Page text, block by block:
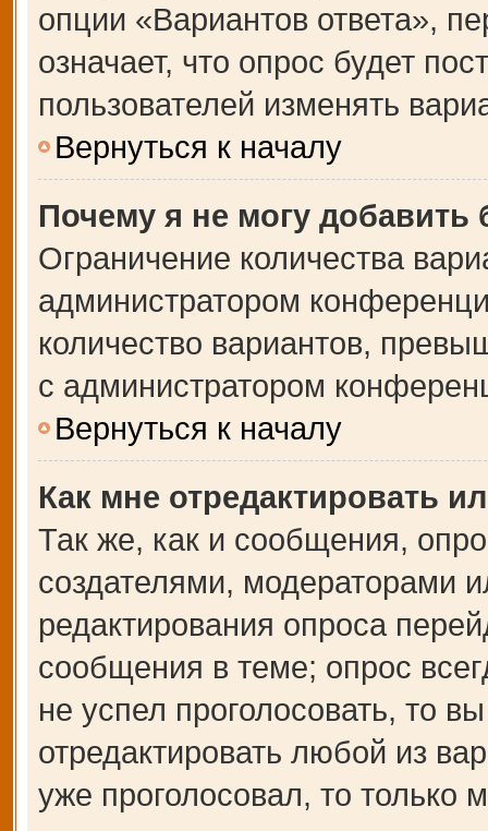
опции «Вариантов ответа»,
означает, что опрос будет
пользователей изменять
Вернуться к началу
Почему я не могу добавить
Ограничение количества
администратором
количество вариантов,
с администратором
Вернуться к началу
Как мне отредактировать
Так же, как и сообщения,
создателями, модераторами
редактирования опроса
сообщения в теме; опрос
не успел проголосовать, то
отредактировать любой из
уже проголосовал, то только